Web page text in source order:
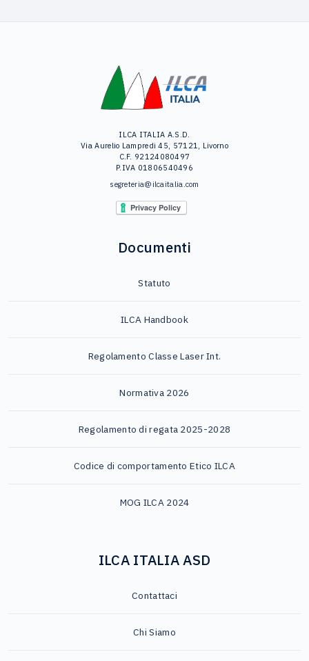
ILCA ITALIA A.S.D.
Via Aurelio Lampredi 45, 57121, Livorno
C.F. 92124080497
P.IVA 01806540496
segreteria@ilcaitalia.com
Documenti
Statuto
ILCA Handbook
Regolamento Classe Laser Int.
Normativa 2026
Regolamento di regata 2025-2028
Codice di comportamento Etico ILCA
MOG ILCA 2024
ILCA ITALIA ASD
Contattaci
Chi Siamo